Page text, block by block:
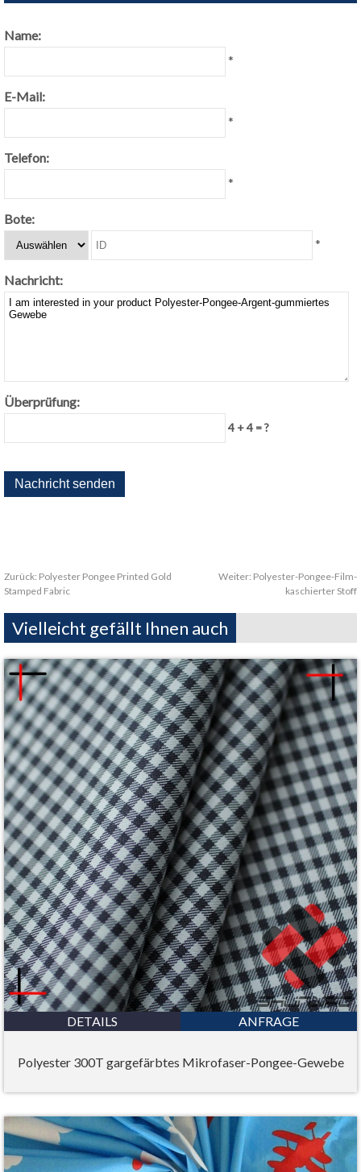
Name:
*
E-Mail:
*
Telefon:
*
Bote:
*
Nachricht:
Überprüfung:
4 + 4 = ?
Zurück: Polyester Pongee Printed Gold
Stamped Fabric
Weiter: Polyester-Pongee-Film-
kaschierter Stoff
Vielleicht gefällt Ihnen auch
DETAILS ANFRAGE
Polyester 300T gargefärbtes Mikrofaser-Pongee-Gewebe